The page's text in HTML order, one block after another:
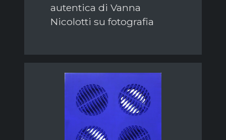
autentica di Vanna
Nicolotti su fotografia